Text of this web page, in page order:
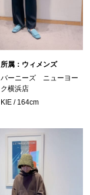
所属：ウィメンズ
バーニーズ ニューヨー
ク横浜店
KIE / 164cm